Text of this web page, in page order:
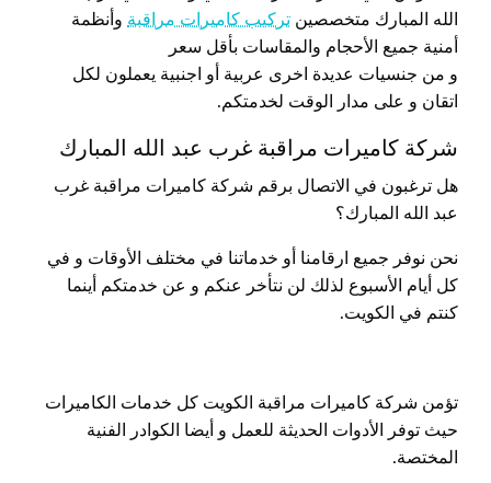
الله المبارك متخصصين تركيب كاميرات مراقبة وأنظمة
أمنية جميع الأحجام والمقاسات بأقل سعر
و من جنسيات عديدة اخرى عربية أو اجنبية يعملون لكل
اتقان و على مدار الوقت لخدمتكم.
شركة كاميرات مراقبة غرب عبد الله المبارك
هل ترغبون في الاتصال برقم شركة كاميرات مراقبة غرب
عبد الله المبارك؟
نحن نوفر جميع ارقامنا أو خدماتنا في مختلف الأوقات و في
كل أيام الأسبوع لذلك لن نتأخر عنكم و عن خدمتكم أينما
كنتم في الكويت.
تؤمن شركة كاميرات مراقبة الكويت كل خدمات الكاميرات
حيث توفر الأدوات الحديثة للعمل و أيضا الكوادر الفنية
المختصة.